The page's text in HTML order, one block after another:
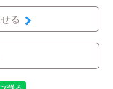
る